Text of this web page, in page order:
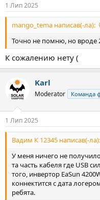
1 Лип 2025
mango_tema написав(-ла):
Точно не помню, но вроде
К сожалению нету (
Karl
Moderator Команда
1 Лип 2025
Вадим К 12345 написав(-ла):
У меня ничего не
та часть кабеля где USB
того, инвертор EaSun
коннектится с дата
ребята.